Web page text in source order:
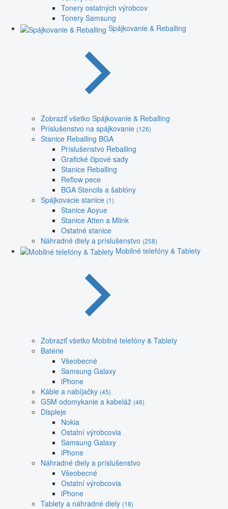
Tonery ostatných výrobcov
Tonery Samsung
Spájkovanie & Reballing
Zobraziť všetko Spájkovanie & Reballing
Príslušenstvo na spájkovanie (126)
Stanice Reballing BGA
Príslušenstvo Reballing
Grafické čipové sady
Stanice Reballing
Reflow pece
BGA Stencils a šablóny
Spájkovacie stanice (1)
Stanice Aoyue
Stanice Atten a Mlink
Ostatné stanice
Náhradné diely a príslušenstvo (258)
Mobilné telefóny & Tablety
Zobraziť všetko Mobilné telefóny & Tablety
Batérie
Všeobecné
Samsung Galaxy
iPhone
Káble a nabíjačky (45)
GSM odomykanie a kabeláž (46)
Displeje
Nokia
Ostatní výrobcovia
Samsung Galaxy
iPhone
Náhradné diely a príslušenstvo
Všeobecné
Ostatní výrobcovia
iPhone
Tablety a náhradné diely (18)